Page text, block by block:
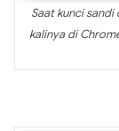
Saat kunci
kalinya di